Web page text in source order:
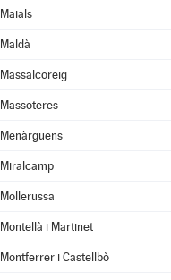
Maials
Maldà
Massalcoreig
Massoteres
Menàrguens
Miralcamp
Mollerussa
Montellà i Martinet
Montferrer i Castellbò